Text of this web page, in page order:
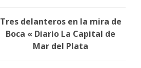
Tres delanteros en la mira de
Boca « Diario La Capital de
Mar del Plata